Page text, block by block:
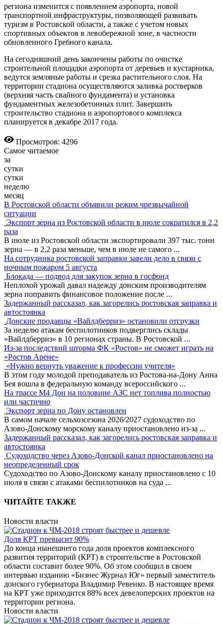
региона изменится с появлением аэропорта, новой
транспортной инфраструктуры, позволяющей развивать
туризм в Ростовской области, а также с учетом новых
спортивных объектов в левобережной зоне, в частности
обновленного Гребного канала.
На сегодняшний день закончены работы по очистке
строительной площадки аэропорта от деревьев и кус­тарника,
ведутся земляные работы и срезка растительного слоя. На
территории стадиона осуществляются заливка ростверков
(верхняя часть свайного фундамента) и установка
фундаментных железобетонных плит. Завершить
строительство стадиона и аэропортового комплекса
планируется в декабре 2017 года.
Просмотров: 4296
Самое читаемое
за
сутки
сутки
неделю
месяц
В Ростовской области объявили режим чрезвычайной
ситуации
Экспорт зерна из Ростовской области в июле сократился в 2,2
раза
В июле из Ростовской области экспортировали 397 тыс. тонн
зерна — в 2,2 раза меньше, чем в июле не самого ...
На сотрудника ростовской заправки завели дело в связи с
ночным пожаром 5 августа
Блокада — подвод для закупок зерна в госфонд
Неплохой урожай давал надежду донским производителям
зерна поправить финансовое положение после ...
Задержанный рассказал, как загорелись ростовская заправка и
автостоянка
Донские продавцы «Вайлдберриз» остановили отгрузки
За неделю атакам беспилотников подверглись склады
«Вайлдберриз» в 10 регионах страны. В Ростовской ...
Из-за последствий шторма ФК «Ростов» не сможет играть на
«Ростов Арене»
«Нужно вернуть уважение к профессии учителя»
В этом году молодой преподаватель из Ростова-на-Дону Анна
Бея вошла в федеральную команду всероссийского ...
На трассе М4 Дон на половине АЗС нет топлива полностью
или частично
Экспорт зерна по Дону остановлен
В самом начале сельхозсезона 2026/2027 судоходство по
Азово-Донскому морскому каналу приостановлено из-за ...
Задержанный рассказал, как загорелись ростовская заправка и
автостоянка
Судоходство через Азово-Донской канал приостановлено на
неопределенный срок
Судоходство по Азово-Донскому каналу приостановлено с 10
июля в связи с атаками беспилотников на суда ...
ЧИТАЙТЕ ТАКЖЕ
Новости власти
Доля КРТ превысит 90%
До конца нынешнего года доля проектов комплексного
развития территорий (КРТ) в строительстве в Ростовской
области составит более 90%. Об этом сообщил в своем
интервью изданию «Бизнес Журнал Юг» первый заместитель
донского губернатора Владимир Ревенко. В настоящее время
на КРТ уже приходится 88% всех девелоперских проектов на
территории региона.
Новости власти